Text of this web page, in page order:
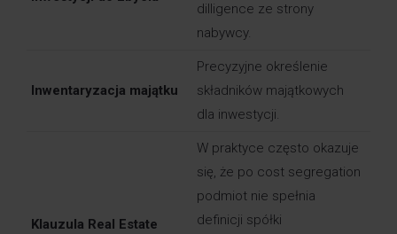
dilligence ze strony
nabywcy.
Inwentaryzacja majątku
Precyzyjne określenie
składników majątkowych
dla inwestycji.
Klauzula Real Estate
W praktyce często okazuje
się, że po cost segregation
podmiot nie spełnia
definicji spółki